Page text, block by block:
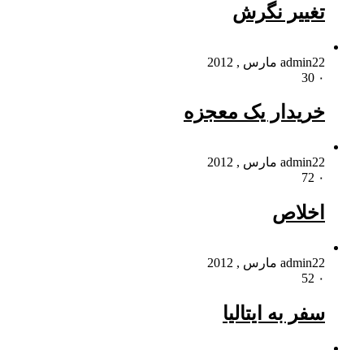
تغییر نگرش
admin22 مارس , 2012
۰
خریدار یک معجزه
admin22 مارس , 2012
۰
اخلاص
admin22 مارس , 2012
۰
سفر به ایتالیا